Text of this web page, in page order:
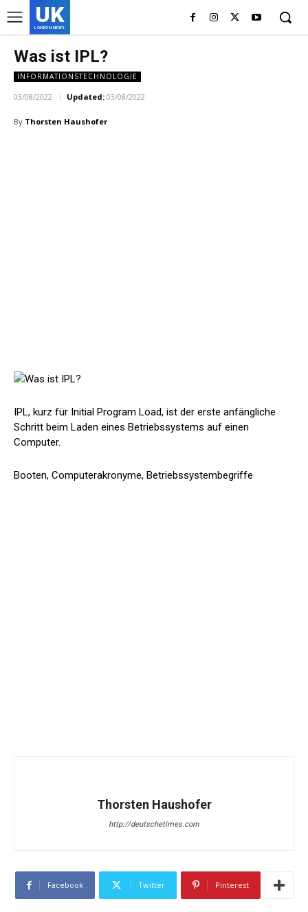
UK
LONDON NEWS
Was ist IPL?
INFORMATIONSTECHNOLOGIE
03/08/2022 Updated: 03/08/2022
By Thorsten Haushofer
IPL, kurz für Initial Program Load, ist der erste anfängliche
Schritt beim Laden eines Betriebssystems auf einen
Computer.
Booten, Computerakronyme, Betriebssystembegriffe
Thorsten Haushofer
http://deutschetimes.com
Facebook Twitter Pinterest